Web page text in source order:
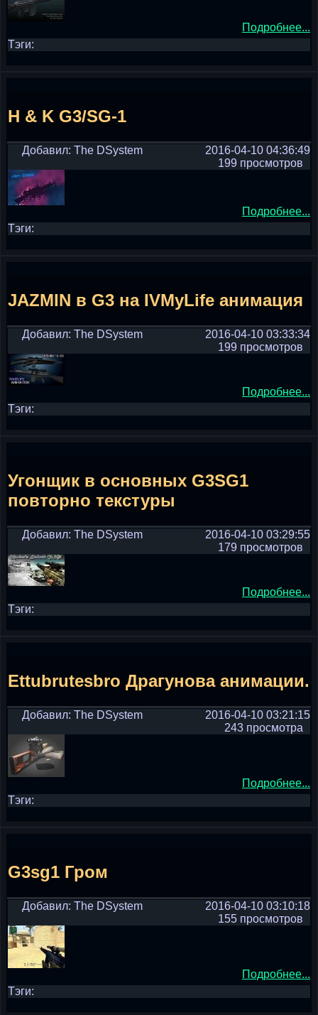
Подробнее...
Тэги:
H & K G3/SG-1
Добавил: The DSystem
2016-04-10 04:36:49
199 просмотров
Подробнее...
Тэги:
JAZMIN в G3 на IVMyLife анимация
Добавил: The DSystem
2016-04-10 03:33:34
199 просмотров
Подробнее...
Тэги:
Угонщик в основных G3SG1
повторно текстуры
Добавил: The DSystem
2016-04-10 03:29:55
179 просмотров
Подробнее...
Тэги:
Ettubrutesbro Драгунова анимации.
Добавил: The DSystem
2016-04-10 03:21:15
243 просмотра
Подробнее...
Тэги:
G3sg1 Гром
Добавил: The DSystem
2016-04-10 03:10:18
155 просмотров
Подробнее...
Тэги: